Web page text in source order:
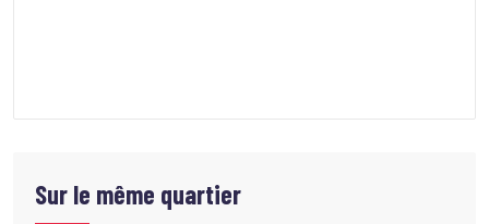
Sur le même quartier